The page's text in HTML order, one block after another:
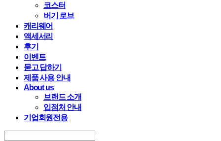
코스터
버기 로브
캐리웨어
액세서리
후기
이벤트
묻고 답하기
제품 사용 안내
About us
브랜드 소개
입점처 안내
기업회원전용